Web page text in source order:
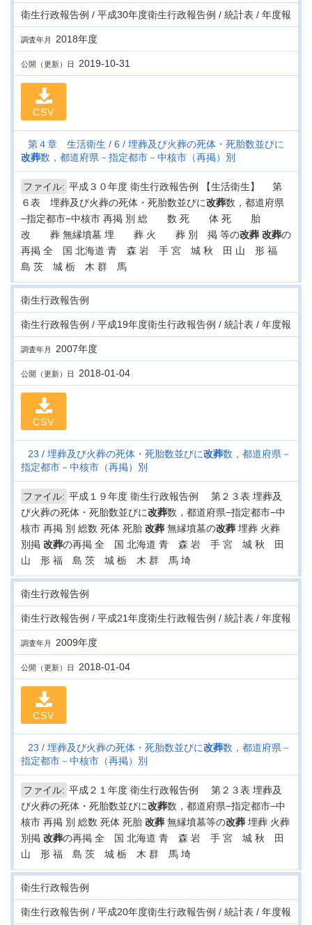
衛生行政報告例 / 平成30年度衛生行政報告例 / 統計表 / 年度報
調査年月 2018年度
公開（更新）日 2019-10-31
CSV
第４章 生活衛生 6
埋葬及び火葬の死体・死胎数並びに
改葬数，都道府県－指定都市－中核市（再掲）別
ファイル: 平成３０年度 衛生行政報告例 【生活衛生】 第
６表 埋葬及び火葬の死体・死胎数並びに改葬数，都道府県
−指定都市−中核市 再掲 別 総 数 死 体 死 胎
改 葬 無縁墳墓 埋 葬 火 葬 別 掲 等の改葬 改葬の
再掲 全 国 北海道 青 森 岩 手 宮 城 秋 田 山 形 福
島 茨 城 栃 木 群 馬
衛生行政報告例
衛生行政報告例 / 平成19年度衛生行政報告例 / 統計表 / 年度報
調査年月 2007年度
公開（更新）日 2018-01-04
CSV
23 埋葬及び火葬の死体・死胎数並びに改葬数，都道府県－
指定都市－中核市（再掲）別
ファイル: 平成１９年度 衛生行政報告例 第２３表 埋葬及
び火葬の死体・死胎数並びに改葬数，都道府県−指定都市−中
核市 再掲 別 総数 死体 死胎 改葬 無縁墳墓の改葬 埋葬 火葬
別掲 改葬の再掲 全 国 北海道 青 森 岩 手 宮 城 秋 田
山 形 福 島 茨 城 栃 木 群 馬 埼
衛生行政報告例
衛生行政報告例 / 平成21年度衛生行政報告例 / 統計表 / 年度報
調査年月 2009年度
公開（更新）日 2018-01-04
CSV
23 埋葬及び火葬の死体・死胎数並びに改葬数，都道府県－
指定都市－中核市（再掲）別
ファイル: 平成２１年度 衛生行政報告例 第２３表 埋葬及
び火葬の死体・死胎数並びに改葬数，都道府県−指定都市−中
核市 再掲 別 総数 死体 死胎 改葬 無縁墳墓等の改葬 埋葬 火葬
別掲 改葬の再掲 全 国 北海道 青 森 岩 手 宮 城 秋 田
山 形 福 島 茨 城 栃 木 群 馬 埼
衛生行政報告例
衛生行政報告例 / 平成20年度衛生行政報告例 / 統計表 / 年度報